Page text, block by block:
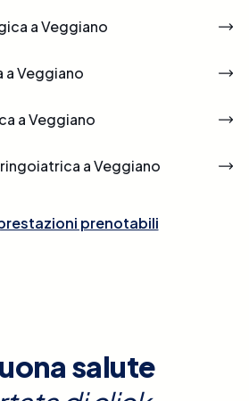
a Veggiano
a Veggiano
a Veggiano
a Veggiano
prenotabili
salute